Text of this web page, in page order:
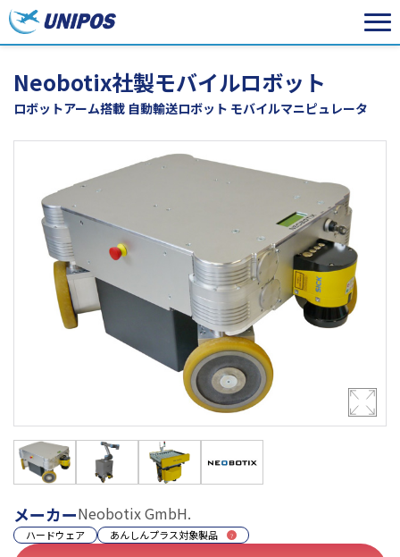
Neobotix社製モバイルロボット
ロボットアーム搭載 自動輸送ロボット モバイルマニピュレータ
メーカーNeobotix GmbH.
ハードウェア あんしんプラス対象製品